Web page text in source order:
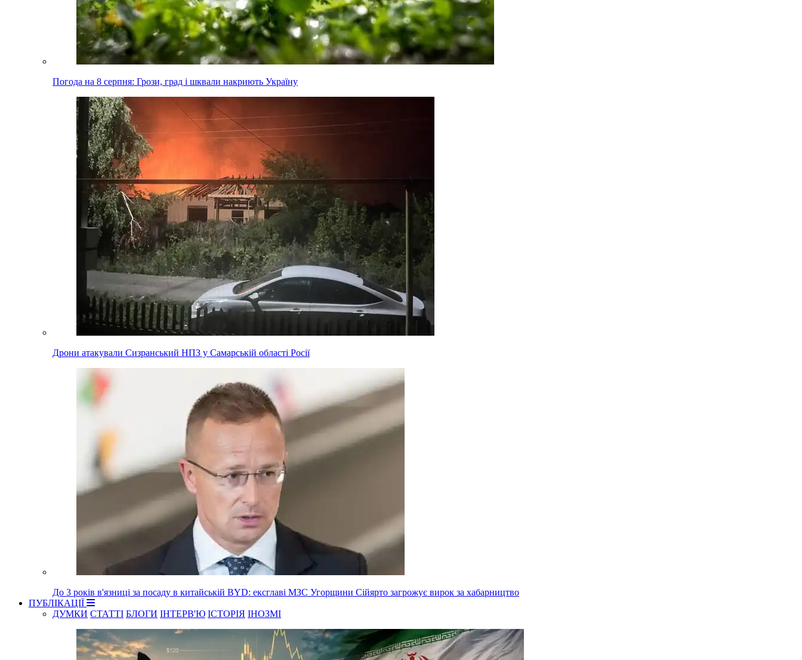
Погода на 8 серпня: Грози, град і шквали накриють Україну
Дрони атакували Сизранський НПЗ у Самарській області Росії
До 3 років в'язниці за посаду в китайській BYD: ексглаві МЗС Угорщини Сійярто загрожує вирок за хабарництво
ПУБЛІКАЦІЇ
ДУМКИ СТАТТІ БЛОГИ ІНТЕРВ'Ю ІСТОРІЯ ІНОЗМІ